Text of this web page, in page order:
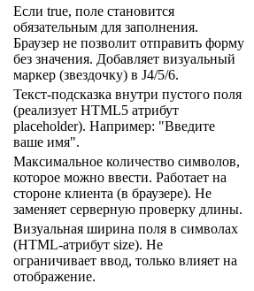
Если true, поле становится
обязательным для заполнения.
Браузер не позволит отправить форму
без значения. Добавляет визуальный
маркер (звездочку) в J4/5/6.
Текст-подсказка внутри пустого поля
(реализует HTML5 атрибут
placeholder). Например: "Введите
ваше имя".
Максимальное количество символов,
которое можно ввести. Работает на
стороне клиента (в браузере). Не
заменяет серверную проверку длины.
Визуальная ширина поля в символах
(HTML-атрибут size). Не
ограничивает ввод, только влияет на
отображение.